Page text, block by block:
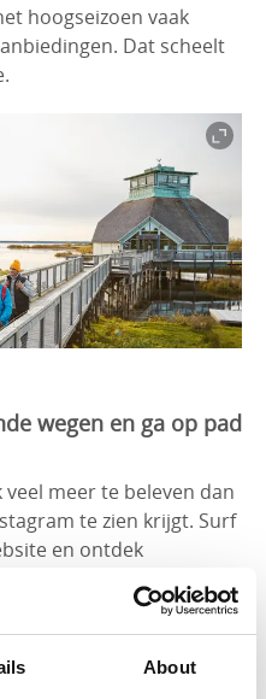
About
hoogseizoen vaak
Dat scheelt
wegen en ga op pad
veel meer te beleven dan
te zien krijgt. Surf
en ontdek
vakantie.
paden te verlaten